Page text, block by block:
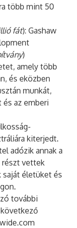
több mint 50
fát): Gashaw
)
amely több
és eközben
munkát,
az emberi
kiterjedt.
adózik annak a
részt vettek
saját életüket és
további